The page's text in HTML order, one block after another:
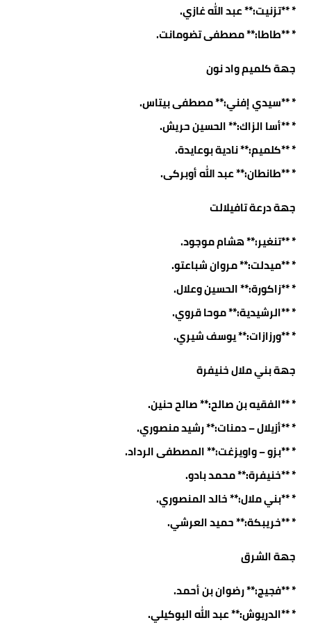
* **تزنيت:** عبد الله غازي.
* **طاطا:** مصطفى تضومانت.
جهة كلميم واد نون
* **سيدي إفني:** مصطفى بيتاس.
* **أسا الزاك:** الحسين حريش.
* **كلميم:** نادية بوعايدة.
* **طانطان:** عبد الله أوبركى.
جهة درعة تافيلالت
* **تنغير:** هشام موجود.
* **ميدلت:** مروان شباعتو.
* **زاكورة:** الحسين وعلال.
* **الرشيدية:** موحا قروي.
* **ورزازات:** يوسف شيري.
جهة بني ملال خنيفرة
* **الفقيه بن صالح:** صالح حنين.
* **أزيلال – دمنات:** رشيد منصوري.
* **بزو – واويزغت:** المصطفى الرداد.
* **خنيفرة:** محمد بادو.
* **بني ملال:** خالد المنصوري.
* **خريبكة:** حميد العرشي.
جهة الشرق
* **فجيج:** رضوان بن أحمد.
* **الدريوش:** عبد الله البوكيلي.